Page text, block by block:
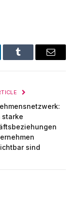
Tumblr Email
starke
sind